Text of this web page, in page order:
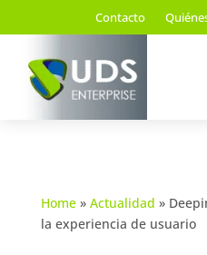
Contacto
Home» Actualidad »
la experiencia de usuario